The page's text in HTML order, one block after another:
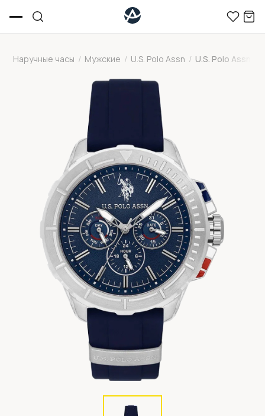
Наручные часы / Мужские / U.S. Polo Assn / U.S. Polo Assn